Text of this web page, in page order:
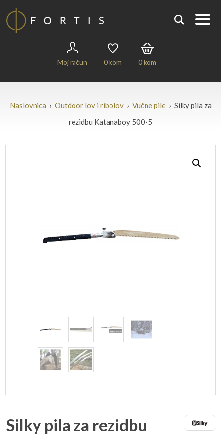
Moj račun 0kom 0kom
Naslovnica › Outdoor lov i ribolov› Vučne pile› Silky pila za
rezidbu Katanaboy 500-5
Silky pila za rezidbu